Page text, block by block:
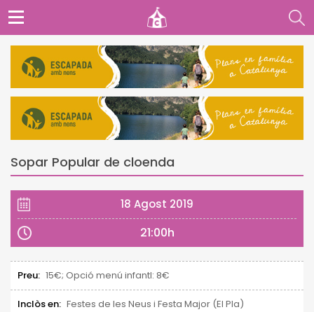
Sopar Popular de cloenda
18 Agost 2019
21:00h
Preu: 15€; Opció menú infantl: 8€
Inclòs en: Festes de les Neus i Festa Major (El Pla)